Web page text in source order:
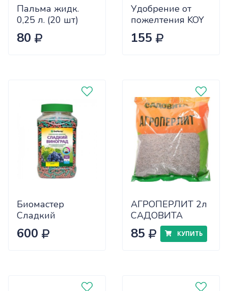
Пальма жидк.
0,25 л. (20 шт)
80
Удобрение от
пожелтения KOY
REASIL 0.25л СЖ
х9
155
Биомастер
Сладкий
виноград компл.
мин. удобрение
600
АГРОПЕРЛИТ 2л
САДОВИТА
85 КУПИТЬ